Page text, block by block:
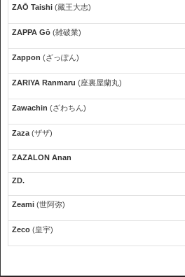
ZAŌ Taishi (藏王大志)
ZAPPA Gō (雑破業)
Zappon (ざっぽん)
ZARIYA Ranmaru (座裏屋蘭丸)
Zawachin (ざわちん)
Zaza (ザザ)
ZAZALON Anan
ZD.
Zeami (世阿弥)
Zeco (皇宇)